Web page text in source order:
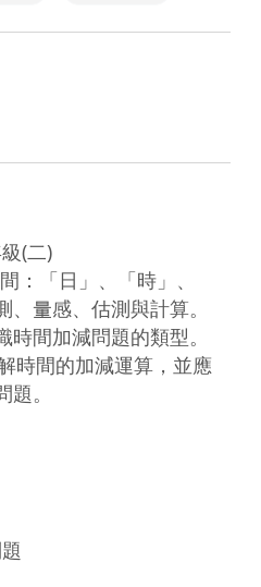
(二)
：「日」、「時」、
、量感、估測與計算。
間加減問題的類型。
時間的加減運算，並應
。